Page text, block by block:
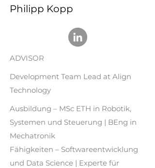
Philipp Kopp
ADVISOR
Development Team Lead at Align
Technology
Ausbildung – MSc ETH in Robotik,
Systemen und Steuerung | BEng in
Mechatronik
Fähigkeiten – Softwareentwicklung
und Data Science | Experte für